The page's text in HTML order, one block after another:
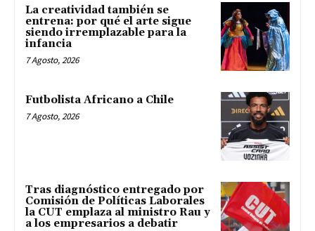
La creatividad también se
entrena: por qué el arte sigue
siendo irremplazable para la
infancia
7 Agosto, 2026
Futbolista Africano a Chile
7 Agosto, 2026
Tras diagnóstico entregado por
Comisión de Políticas Laborales
la CUT emplaza al ministro Rau y
a los empresarios a debatir